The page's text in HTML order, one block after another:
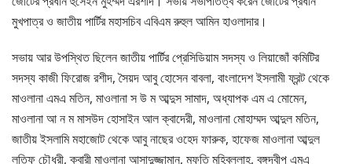
মুখপাত্র ও জাতীয় পার্টির মহাসচিব এবিএম রুহুল আমিন হাওলাদার।
সভায় আর উপস্থিত ছিলেন জাতীয় পার্টির প্রেসিডিয়াম সদস্য ও লিয়াজোঁ কমিটির
সদস্য কাজী ফিরোজ রশীদ, সৈয়দ আবু হোসেন বাবলা, বাংলাদেশ ইসলামী ফ্রন্ট থেকে
মাওলানা এমএ মতিন, মাওলানা স উ ম আব্দুস সামাদ, অধ্যাপক এম এ মোমেন,
মাওলানা আ ন ম মাসউদ হোসাইন আল ক্বাদেরী, মাওলানা মোহাম্মদ আব্দুল মতিন,
জাতীয় ইসলামি মহাজোট থেকে আবু নাছের ওহেদ ফারুক, হাফেজ মাওলানা আব্দুল
লতিফ চৌধুরী, ক্বারী মাওলানা আসাদুজ্জামান, মুফতি মহিবুল্লাহ, বঙ্গদ্বীপ এমএ